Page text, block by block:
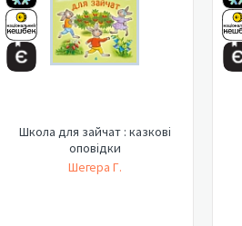
Школа для зайчат : казкові
оповідки
Шегера Г.